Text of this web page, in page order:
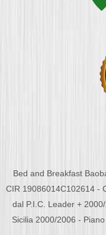
Bed and Breakfast
CIR 19086014C102614 -
dal P.I.C. Leader +
Sicilia 2000/2006 -